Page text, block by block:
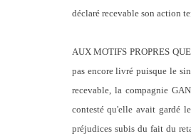
déclaré recevable son action
AUX MOTIFS PROPRES
pas encore livré puisque le
recevable, la compagnie
contesté qu'elle avait gardé
préjudices subis du fait du